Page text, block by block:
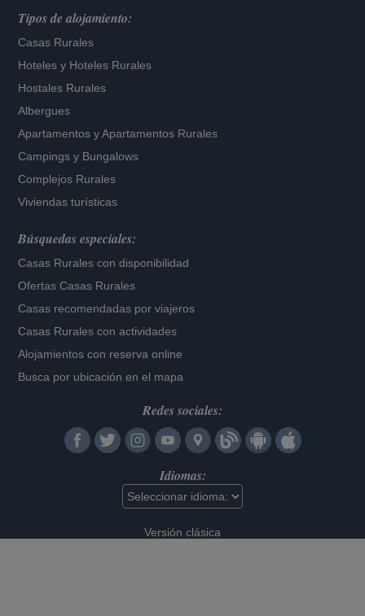
Tipos de alojamiento:
Casas Rurales
Hoteles y Hoteles Rurales
Hostales Rurales
Albergues
Apartamentos yApartamentos Rurales
Campings y Bungalows
Complejos Rurales
Viviendas turísticas
Búsquedas especiales:
Casas Rurales con disponibilidad
Ofertas Casas Rurales
Casas recomendadas por viajeros
Casas Rurales con actividades
Alojamientos con reserva online
Busca por ubicación en el mapa
Redes sociales:
Idiomas:
Versión clásica